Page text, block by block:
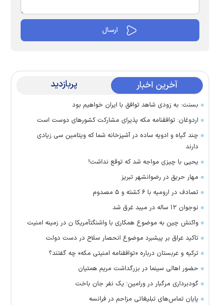
آخرین اخبار پربازدید
بسنت: به زودی شاهد توافق با ایران خواهیم بود
اردوغان: توافقنامه مکه پذیرای مشارکت کشور‌های دوست است
چند گیاه و ادویه ساده در آشپزخانه شما که ویتامین سی زیادی
دارند
یحیی با چیزی مواجه شد که توقع نداشت!
مهار حریق در رضوانشهر تبریز
تصادف در ارومیه با ۶ کشته و ۵ مصدوم
نوجوان ۱۲ ساله در میبد غرق شد
واکنش چین به موضوع همکاری با واشنگتآمریکا ن در زمینه امنیت
تاکید عراق بر پیشبرد موضوع انحصار سلاح در دست دولت
ترکیه و عربستان درباره «توافقنامه امنیتی مکه» چه گفتند؟
حضور اهالی سینما در بزرگداشت مریم همتیان
گودبرداری مرگبار در ورامین؛ یک نفر جان باخت
پایان تماس‌های تبلیغاتی مزاحم در فرانسه